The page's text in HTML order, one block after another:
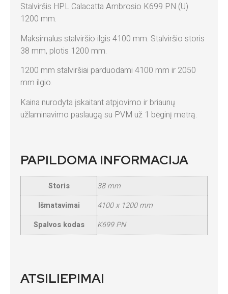
Stalviršis HPL Calacatta Ambrosio K699 PN (U)
1200 mm.
Maksimalus stalviršio ilgis 4100 mm. Stalviršio storis
38 mm, plotis 1200 mm.
1200 mm stalviršiai parduodami 4100 mm ir 2050
mm ilgio.
Kaina nurodyta įskaitant atpjovimo ir briaunų
užlaminavimo paslaugą su PVM už 1 bėginį metrą.
PAPILDOMA INFORMACIJA
Storis
38 mm
Išmatavimai
4100 x 1200 mm
Spalvos kodas
K699 PN
ATSILIEPIMAI